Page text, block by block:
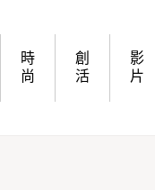
時
尚
創
活
影
片